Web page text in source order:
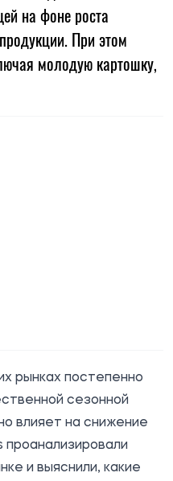
на фоне роста
При этом
молодую картошку,
рынках постепенно
сезонной
влияет на снижение
проанализировали
и выяснили, какие